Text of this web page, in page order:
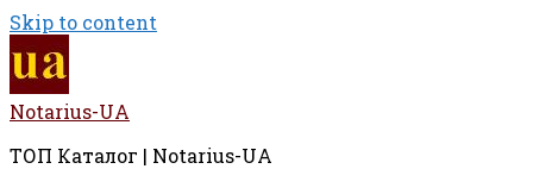
Skip to content
Notarius-UA
ТОП Каталог | Notarius-UA